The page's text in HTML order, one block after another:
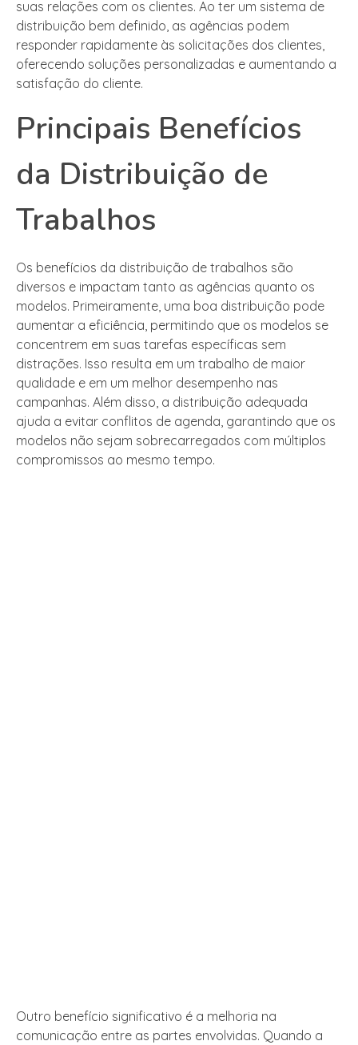
suas relações com os clientes. Ao ter um sistema de
distribuição bem definido, as agências podem
responder rapidamente às solicitações dos clientes,
oferecendo soluções personalizadas e aumentando a
satisfação do cliente.
Principais Benefícios
da Distribuição de
Trabalhos
Os benefícios da distribuição de trabalhos são
diversos e impactam tanto as agências quanto os
modelos. Primeiramente, uma boa distribuição pode
aumentar a eficiência, permitindo que os modelos se
concentrem em suas tarefas específicas sem
distrações. Isso resulta em um trabalho de maior
qualidade e em um melhor desempenho nas
campanhas. Além disso, a distribuição adequada
ajuda a evitar conflitos de agenda, garantindo que os
modelos não sejam sobrecarregados com múltiplos
compromissos ao mesmo tempo.
Outro benefício significativo é a melhoria na
comunicação entre as partes envolvidas. Quando a